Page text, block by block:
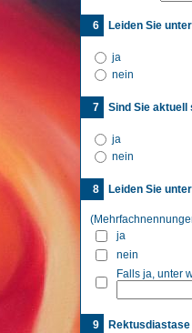
6 Leiden Sie
ja
nein
7 Sind Sie
ja
nein
8 Leiden Sie
ja
nein
Falls ja, unter
9